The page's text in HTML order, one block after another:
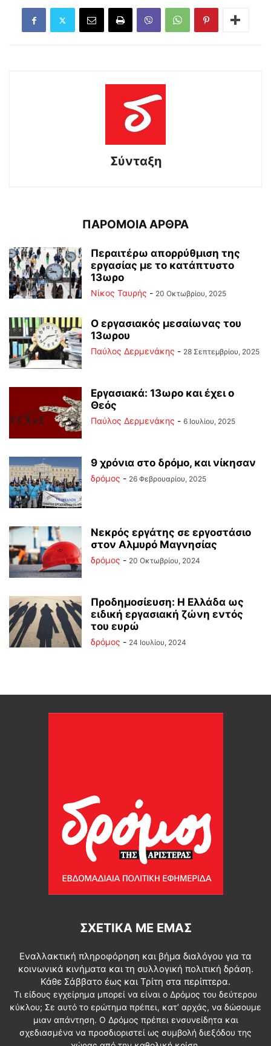
Σύνταξη
ΠΑΡΟΜΟΙΑ ΑΡΘΡΑ
Περαιτέρω απορρύθμιση της
εργασίας με το κατάπτυστο
13ωρο
Νίκος Ταυρής - 20 Οκτωβρίου, 2025
Ο εργασιακός μεσαίωνας του
13ωρου
Παύλος Δερμενάκης - 28 Σεπτεμβρίου, 2025
Εργασιακά: 13ωρο και έχει ο
Θεός
Παύλος Δερμενάκης - 6 Ιουλίου, 2025
9 χρόνια στο δρόμο, και νίκησαν
δρόμος - 26 Φεβρουαρίου, 2025
Νεκρός εργάτης σε εργοστάσιο
στον Αλμυρό Μαγνησίας
δρόμος - 20 Οκτωβρίου, 2024
Προδημοσίευση: Η Ελλάδα ως
ειδική εργασιακή ζώνη εντός
του ευρώ
δρόμος - 24 Ιουλίου, 2024
ΣΧΕΤΙΚΆ ΜΕ ΕΜΆΣ
Εναλλακτική πληροφόρηση και βήμα διαλόγου για τα
κοινωνικά κινήματα και τη συλλογική πολιτική δράση.
Κάθε Σάββατο έως και Τρίτη στα περίπτερα.
Τι είδους εγχείρημα μπορεί να είναι ο Δρόμος του δεύτερου
κύκλου; Σε αυτό το ερώτημα πρέπει, κατ’ αρχάς, να δώσουμε
μιαν απάντηση. Ο Δρόμος πρέπει ενσυνείδητα και
σχεδιασμένα να προσδιοριστεί ως συμβολή διεξόδου της